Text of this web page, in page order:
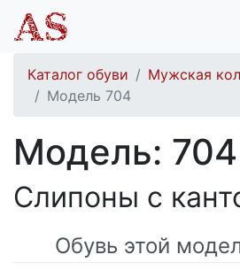
Каталог обуви
Мужская
Модель 704
Модель: 704
Слипоны с
Обувь этой